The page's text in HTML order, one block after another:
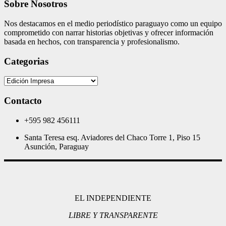
Sobre Nosotros
Nos destacamos en el medio periodístico paraguayo como un equipo
comprometido con narrar historias objetivas y ofrecer información
basada en hechos, con transparencia y profesionalismo.
Categorias
Categorias
Contacto
+595 982 456111
Santa Teresa esq. Aviadores del Chaco Torre 1, Piso 15
Asunción, Paraguay
EL INDEPENDIENTE
LIBRE Y TRANSPARENTE